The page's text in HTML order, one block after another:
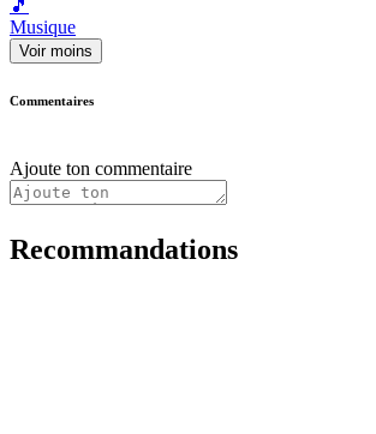
🎵
Musique
Voir moins
Commentaires
Ajoute ton commentaire
Recommandations